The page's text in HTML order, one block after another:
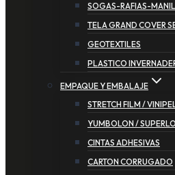
SOGAS-RAFIAS-
TELA GRAND COVER
GEOTEXTILES
PLASTICO
EMPAQUE Y EMBALAJE
STRETCH FILM /
YUMBOLON /
CINTAS ADHESIVAS
CARTON CORRUGADO